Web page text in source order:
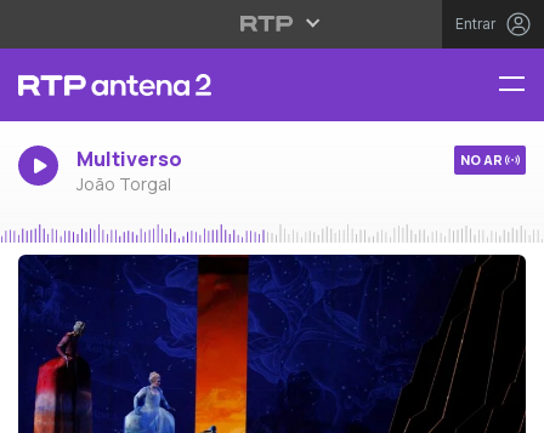
Entrar
Multiverso
João Torgal
NO AR